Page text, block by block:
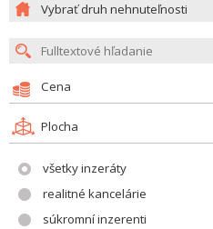
Vybrať druh nehnuteľnosti
Cena
Plocha
všetky inzeráty
realitné kancelárie
súkromní inzerenti